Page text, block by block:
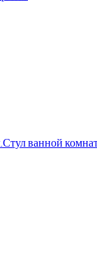
ванной